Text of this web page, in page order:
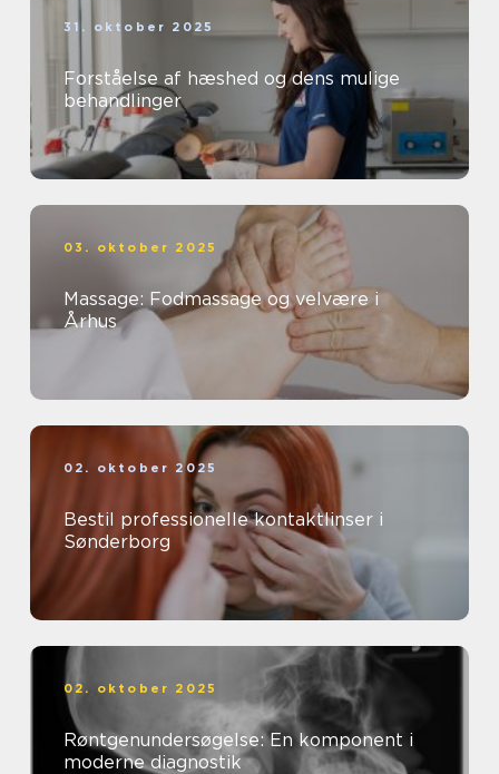
31. oktober 2025
Forståelse af hæshed og dens mulige
behandlinger
03. oktober 2025
Massage: Fodmassage og velvære i
Århus
02. oktober 2025
Bestil professionelle kontaktlinser i
Sønderborg
02. oktober 2025
Røntgenundersøgelse: En komponent i
moderne diagnostik